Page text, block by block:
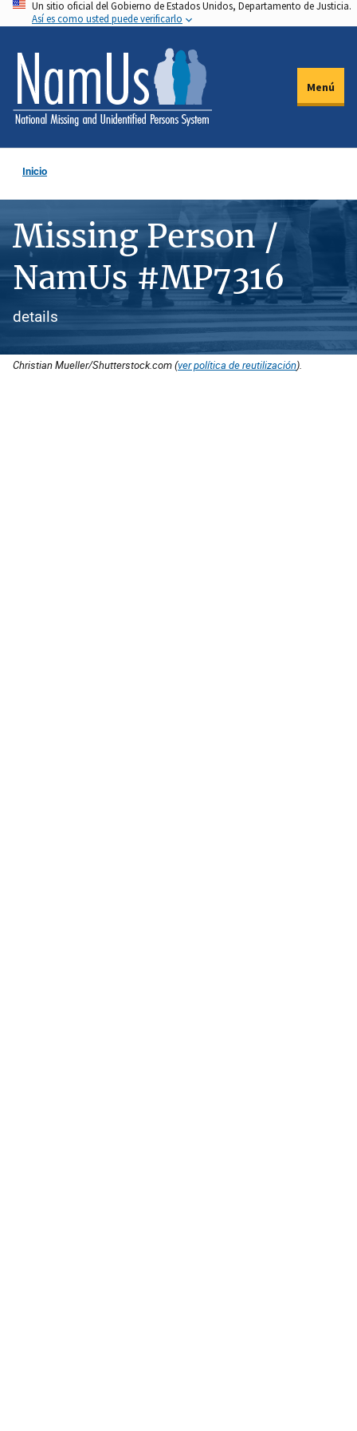
Pasar
al
contenido
principal
Un sitio oficial del Gobierno de Estados Unidos, Departamento de Justicia.
Así es como usted puede verificarlo
Menú
Inicio
Missing Person /
NamUs #MP7316
details
Christian Mueller/Shutterstock.com (ver política de reutilización).